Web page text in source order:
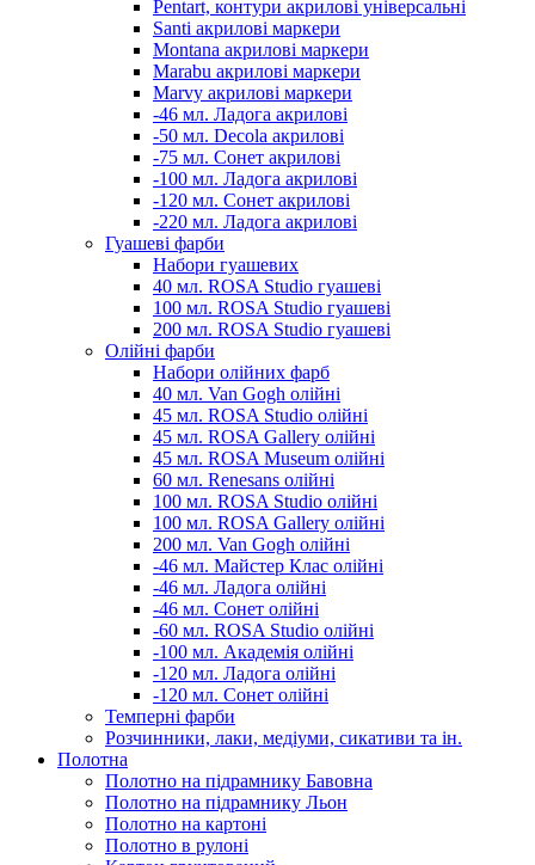
Pentart, контури акрилові універсальні
Santi акрилові маркери
Montana акрилові маркери
Marabu акрилові маркери
Marvy акрилові маркери
-46 мл. Ладога акрилові
-50 мл. Decola акрилові
-75 мл. Сонет акрилові
-100 мл. Ладога акрилові
-120 мл. Сонет акрилові
-220 мл. Ладога акрилові
Гуашеві фарби
Набори гуашевих
40 мл. ROSA Studio гуашеві
100 мл. ROSA Studio гуашеві
200 мл. ROSA Studio гуашеві
Олійні фарби
Набори олійних фарб
40 мл. Van Gogh олійні
45 мл. ROSA Studio олійні
45 мл. ROSA Gallery олійні
45 мл. ROSA Museum олійні
60 мл. Renesans олійні
100 мл. ROSA Studio олійні
100 мл. ROSA Gallery олійні
200 мл. Van Gogh олійні
-46 мл. Майстер Клас олійні
-46 мл. Ладога олійні
-46 мл. Сонет олійні
-60 мл. ROSA Studio олійні
-100 мл. Академія олійні
-120 мл. Ладога олійні
-120 мл. Сонет олійні
Темперні фарби
Розчинники, лаки, медіуми, сикативи та ін.
Полотна
Полотно на підрамнику Бавовна
Полотно на підрамнику Льон
Полотно на картоні
Полотно в рулоні